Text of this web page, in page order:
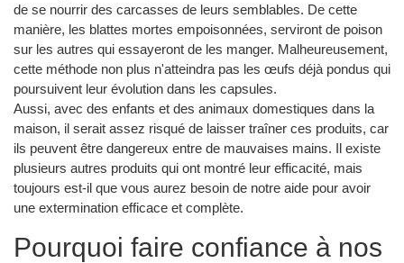
de se nourrir des carcasses de leurs semblables. De cette
manière, les blattes mortes empoisonnées, serviront de poison
sur les autres qui essayeront de les manger. Malheureusement,
cette méthode non plus n'atteindra pas les œufs déjà pondus qui
poursuivent leur évolution dans les capsules.
Aussi, avec des enfants et des animaux domestiques dans la
maison, il serait assez risqué de laisser traîner ces produits, car
ils peuvent être dangereux entre de mauvaises mains. Il existe
plusieurs autres produits qui ont montré leur efficacité, mais
toujours est-il que vous aurez besoin de notre aide pour avoir
une extermination efficace et complète.
Pourquoi faire confiance à nos